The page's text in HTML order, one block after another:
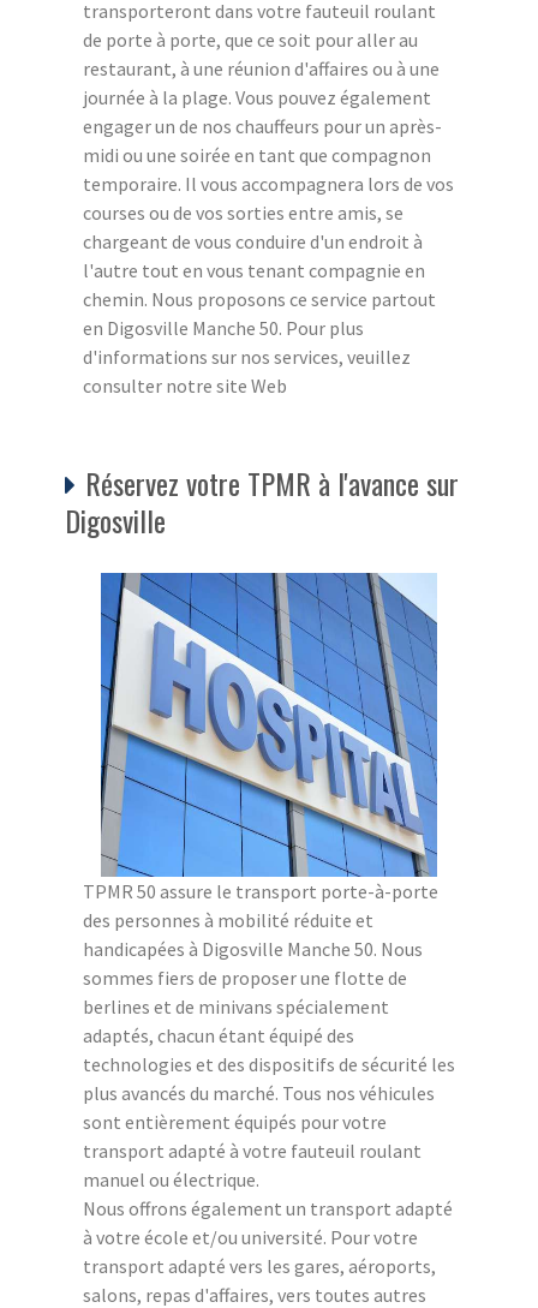
transporteront dans votre fauteuil roulant
de porte à porte, que ce soit pour aller au
restaurant, à une réunion d'affaires ou à une
journée à la plage. Vous pouvez également
engager un de nos chauffeurs pour un après-
midi ou une soirée en tant que compagnon
temporaire. Il vous accompagnera lors de vos
courses ou de vos sorties entre amis, se
chargeant de vous conduire d'un endroit à
l'autre tout en vous tenant compagnie en
chemin. Nous proposons ce service partout
en Digosville Manche 50. Pour plus
d'informations sur nos services, veuillez
consulter notre site Web
Réservez votre TPMR à l'avance sur
Digosville
TPMR 50 assure le transport porte-à-porte
des personnes à mobilité réduite et
handicapées à Digosville Manche 50. Nous
sommes fiers de proposer une flotte de
berlines et de minivans spécialement
adaptés, chacun étant équipé des
technologies et des dispositifs de sécurité les
plus avancés du marché. Tous nos véhicules
sont entièrement équipés pour votre
transport adapté à votre fauteuil roulant
manuel ou électrique.
Nous offrons également un transport adapté
à votre école et/ou université. Pour votre
transport adapté vers les gares, aéroports,
salons, repas d'affaires, vers toutes autres